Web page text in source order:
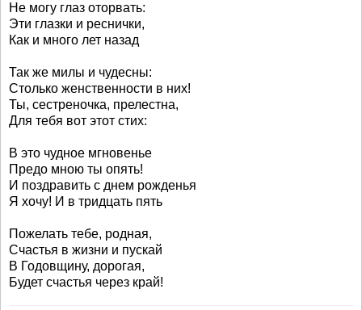
Не могу глаз оторвать:
Эти глазки и реснички,
Как и много лет назад
Так же милы и чудесны:
Столько женственности в них!
Ты, сестреночка, прелестна,
Для тебя вот этот стих:
В это чудное мгновенье
Предо мною ты опять!
И поздравить с днем рожденья
Я хочу! И в тридцать пять
Пожелать тебе, родная,
Счастья в жизни и пускай
В Годовщину, дорогая,
Будет счастья через край!